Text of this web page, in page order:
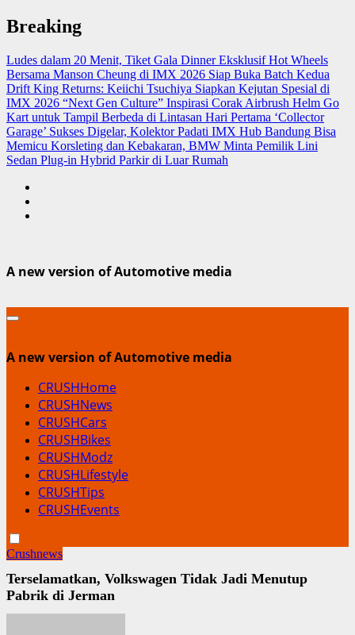
Skip
to
Breaking
Ludes dalam 20 Menit, Tiket Gala Dinner Eksklusif Hot Wheels
Bersama Manson Cheung di IMX 2026 Siap Buka Batch Kedua
Drift King Returns: Keiichi Tsuchiya Siapkan Kejutan Spesial di
IMX 2026 “Next Gen Culture” Inspirasi Corak Airbrush Helm Go
Kart untuk Tampil Berbeda di Lintasan Hari Pertama ‘Collector
Garage’ Sukses Digelar, Kolektor Padati IMX Hub Bandung Bisa
Memicu Korsleting dan Kebakaran, BMW Minta Pemilik Lini
Sedan Plug-in Hybrid Parkir di Luar Rumah
A new version of Automotive media
A new version of Automotive media
CRUSHHome
CRUSHNews
CRUSHCars
CRUSHBikes
CRUSHModz
CRUSHLifestyle
CRUSHTips
CRUSHEvents
Crushnews
Terselamatkan, Volkswagen Tidak Jadi Menutup
Pabrik di Jerman